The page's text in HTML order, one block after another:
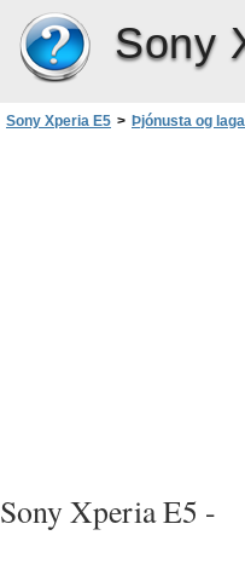
Sony
Sony Xperia E5 > Þjónusta og
Sony Xperia E5 -